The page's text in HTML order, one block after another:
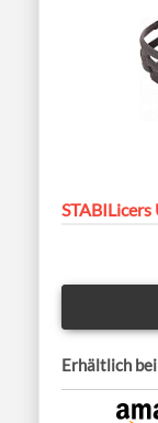
Erhältlich